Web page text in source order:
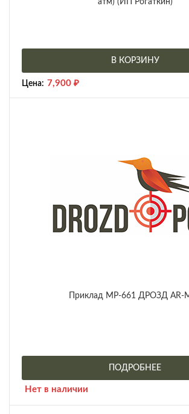
атм) (ИП Рогаткин)
В КОРЗИНУ
Цена: 7,900 ₽
Приклад МР-661 ДРОЗД AR-
ПОДРОБНЕЕ
Нет в наличии